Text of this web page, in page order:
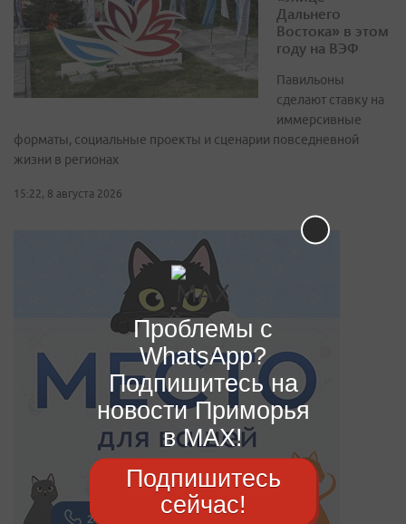
Дальнего
Востока» в этом
году на ВЭФ
Павильоны
сделают ставку на
иммерсивные
форматы, социальные проекты и сценарии повседневной
жизни в регионах
15:22, 8 августа 2026
Проблемы с
WhatsApp?
Подпишитесь на
новости Приморья
в MAX!
Подпишитесь
сейчас!